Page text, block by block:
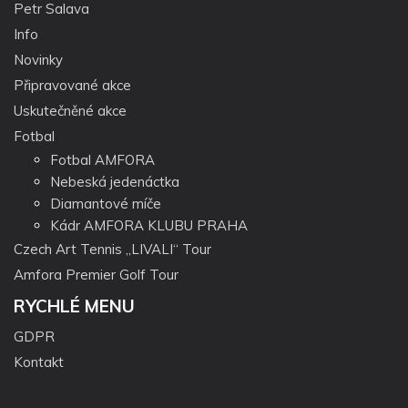
Petr Salava
Info
Novinky
Připravované akce
Uskutečněné akce
Fotbal
Fotbal AMFORA
Nebeská jedenáctka
Diamantové míče
Kádr AMFORA KLUBU PRAHA
Czech Art Tennis „LIVALI“ Tour
Amfora Premier Golf Tour
RYCHLÉ MENU
GDPR
Kontakt